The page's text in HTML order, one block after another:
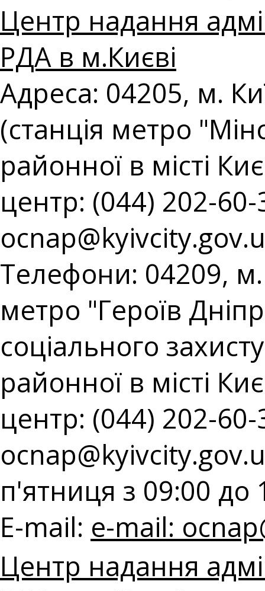
Центр надання
РДА в м.Києві
Адреса: 04205, м.
(станція метро
районної в місті
центр: (044) 202-
Телефони: 04209, м.
метро "Героїв
соціального
районної в місті
центр: (044) 202-
п'ятниця з 09:00 до
E-mail: e-mail:
Центр надання